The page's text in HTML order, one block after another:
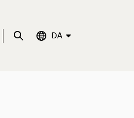
Suche Aktuelle Sprache:
DA